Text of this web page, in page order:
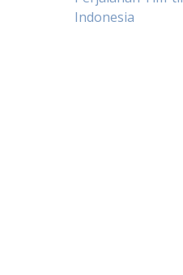
Indonesia